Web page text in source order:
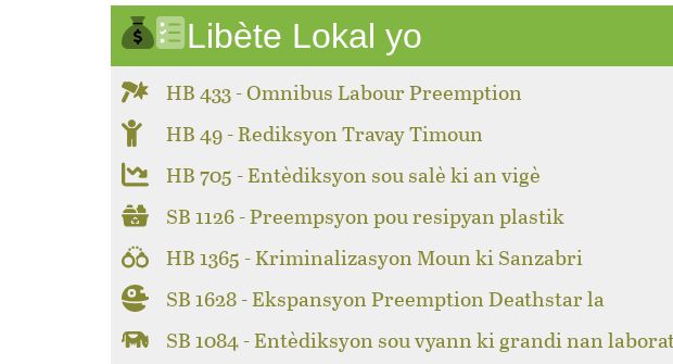
Libète Lokal yo
HB 433 - Omnibus Labour Preemption
HB 49 - Rediksyon Travay Timoun
HB 705 - Entèdiksyon sou salè ki an vigè
SB 1126 - Preempsyon pou resipyan plastik
HB 1365 - Kriminalizasyon Moun ki Sanzabri
SB 1628 - Ekspansyon Preemption Deathstar la
SB 1084 - Entèdiksyon sou vyann ki grandi nan